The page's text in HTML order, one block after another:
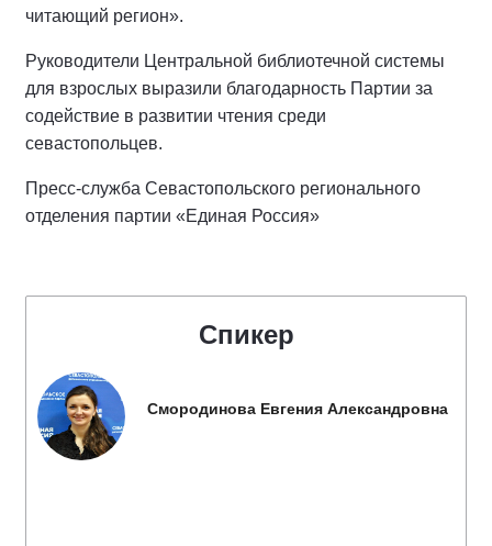
читающий регион».
Руководители Центральной библиотечной системы
для взрослых выразили благодарность Партии за
содействие в развитии чтения среди
севастопольцев.
Пресс-служба Севастопольского регионального
отделения партии «Единая Россия»
Спикер
Смородинова Евгения Александровна